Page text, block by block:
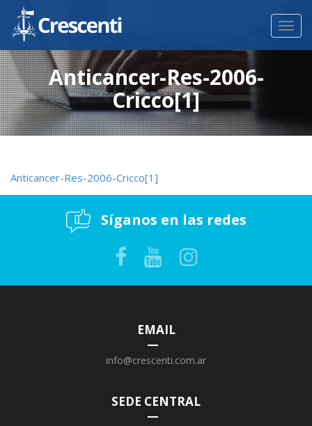
Anticancer-Res-2006-
Cricco[1]
Anticancer-Res-2006-Cricco[1]
Síganos en las redes
EMAIL
info@crescenti.com.ar
SEDE CENTRAL